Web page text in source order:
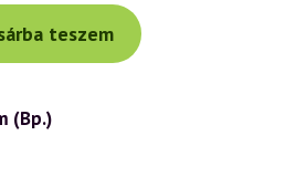
teszem
(Bp.)